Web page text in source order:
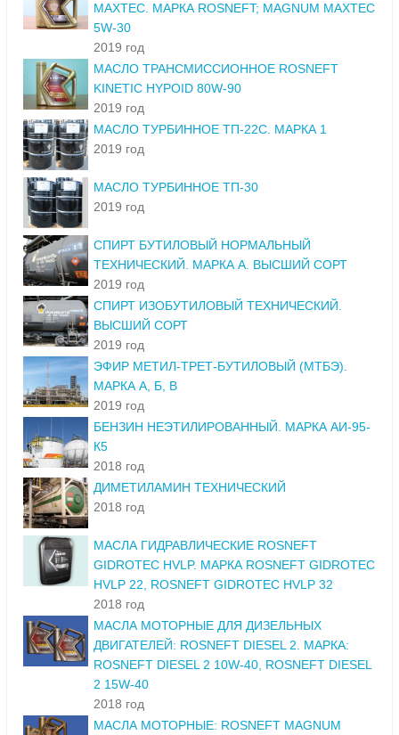
MAXTEC. МАРКА ROSNEFT; MAGNUM MAXTEC
5W-30
2019 год
МАСЛО ТРАНСМИССИОННОЕ ROSNEFT
KINETIC HYPOID 80W-90
2019 год
МАСЛО ТУРБИННОЕ ТП-22С. МАРКА 1
2019 год
МАСЛО ТУРБИННОЕ ТП-30
2019 год
СПИРТ БУТИЛОВЫЙ НОРМАЛЬНЫЙ
ТЕХНИЧЕСКИЙ. МАРКА А. ВЫСШИЙ СОРТ
2019 год
СПИРТ ИЗОБУТИЛОВЫЙ ТЕХНИЧЕСКИЙ.
ВЫСШИЙ СОРТ
2019 год
ЭФИР МЕТИЛ-ТРЕТ-БУТИЛОВЫЙ (МТБЭ).
МАРКА А, Б, В
2019 год
БЕНЗИН НЕЭТИЛИРОВАННЫЙ. МАРКА АИ-95-
К5
2018 год
ДИМЕТИЛАМИН ТЕХНИЧЕСКИЙ
2018 год
МАСЛА ГИДРАВЛИЧЕСКИЕ ROSNEFT
GIDROTEC HVLP. МАРКА ROSNEFT GIDROTEC
HVLP 22, ROSNEFT GIDROTEC HVLP 32
2018 год
МАСЛА МОТОРНЫЕ ДЛЯ ДИЗЕЛЬНЫХ
ДВИГАТЕЛЕЙ: ROSNEFT DIESEL 2. МАРКА:
ROSNEFT DIESEL 2 10W-40, ROSNEFT DIESEL
2 15W-40
2018 год
МАСЛА МОТОРНЫЕ: ROSNEFT MAGNUM